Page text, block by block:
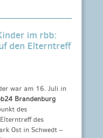
im rbb:
den Elterntreff
war am 16. Juli in
Brandenburg
des
des
Ost in Schwedt –